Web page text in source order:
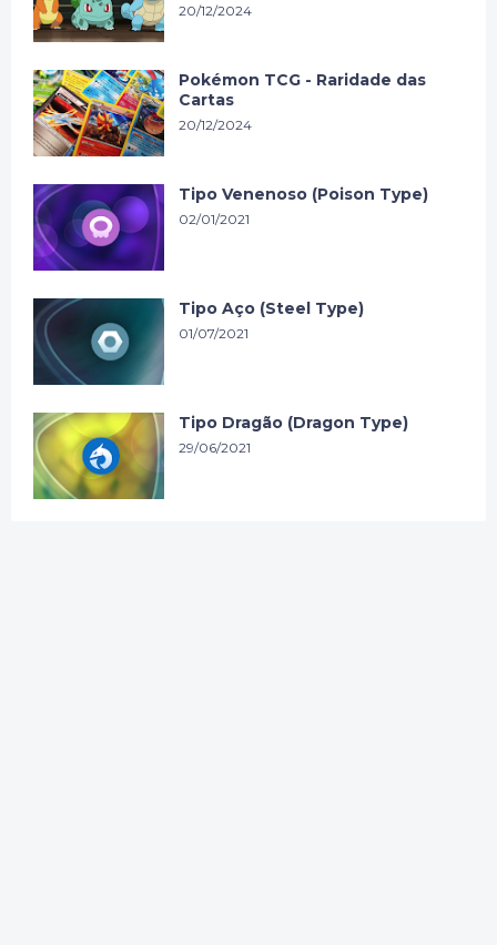
20/12/2024
Pokémon TCG - Raridade das
Cartas
20/12/2024
Tipo Venenoso (Poison Type)
02/01/2021
Tipo Aço (Steel Type)
01/07/2021
Tipo Dragão (Dragon Type)
29/06/2021